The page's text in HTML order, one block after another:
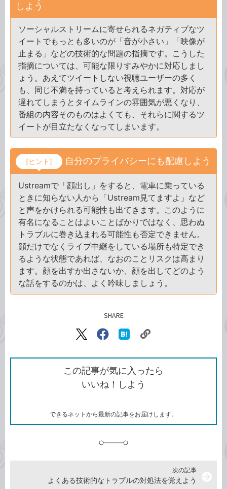
しよう
ソーシャルストリームに寄せられるネガティブなツ
イートでもっとも多いのが「音が小さい」「映像が
止まる」などの技術的な問題の指摘です。こうした
指摘については、可能な限りすみやかに対応しまし
ょう。あえてツイートしない視聴ユーザーの多く
も、同じ不満を持っていると考えられます。対応が
遅れてしまうとタイムラインの雰囲気が悪くなり、
番組の内容そのものはよくても、それらに関するツ
イートが目立たなくなってしまいます。
[ヒント] 自分のプライバシーにも配慮しよう
Ustreamで「顔出し」をすると、電車に乗っている
ときに知らない人から「Ustream見てますよ」など
と声をかけられる可能性も出てきます。このように
有名になることはよいことばかりではなく、思わぬ
トラブルに巻き込まれる可能性も否定できません。
顔だけでなくライブ中継をしている場所も特定でき
るような状態であれば、なおのことリスクは高まり
ます。顔を出すか出さないか、顔を出してどのよう
な話をするのかは、よく吟味しましょう。
SHARE
X（旧
で
シ
ェ
ア
Facebook
シ
ェ
ア
な
ブ
ッ
ク
ク
ク
を
コ
この記事が気に入ったら
いいね！しよう
できるネットから最新の記事をお届けします。
次の記事
よくある技術的なトラブルの対処法を覚えよう